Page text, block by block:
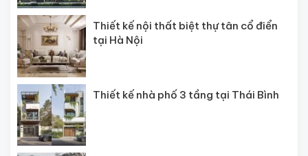
Thiết kế nội thất biệt thự tân cổ điển
tại Hà Nội
Thiết kế nhà phố 3 tầng tại Thái Bình